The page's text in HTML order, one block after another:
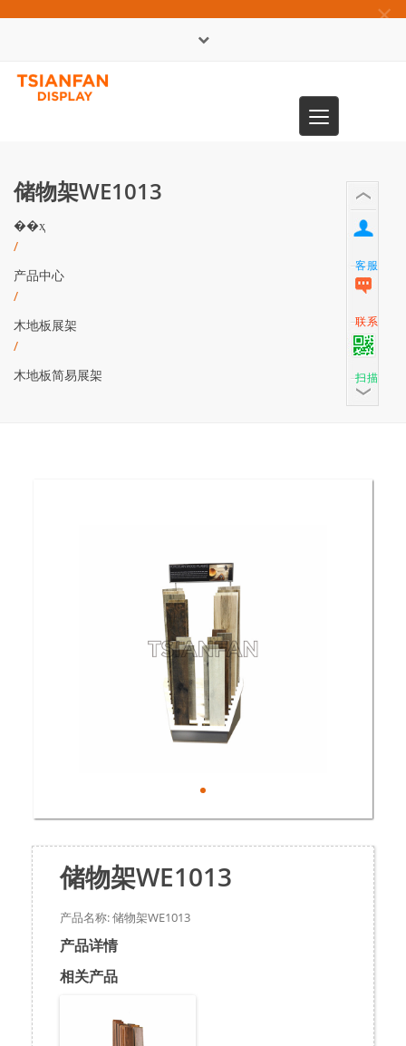
×
Toggle
navigation
储物架WE1013
��ҳ
/
产品中心
/
木地板展架
/
木地板简易展架
储物架WE1013
产品名称: 储物架WE1013
产品详情
相关产品
客服
联系
扫描